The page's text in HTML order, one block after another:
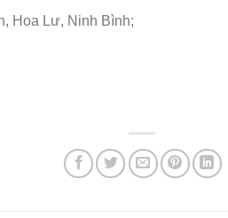
Hoa Lư, Ninh Bình;